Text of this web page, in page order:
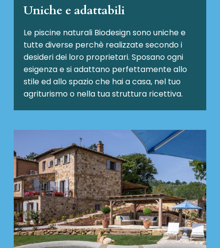
Uniche e adattabili
Le piscine naturali Biodesignsono uniche e
tutte diverse perchè realizzate secondo i
desideri dei loro proprietari. Sposano ogni
esigenza e si adattano perfettamente allo
stile ed allo spazio che hai a casa, nel tuo
agriturismo o nella tua struttura ricettiva.